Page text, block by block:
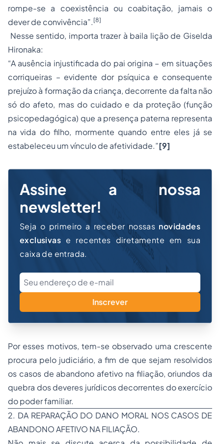
rompe-se a coexistência ou coabitação, jamais o
dever de convivência”. [8]
Nesse sentido, importa trazer à baila lição de Giselda
Hironaka:
“A ausência injustificada do pai origina – em situações
corriqueiras – evidente dor psíquica e consequente
prejuízo à formação da criança, decorrente da falta não
só do afeto, mas do cuidado e da proteção (função
psicopedagógica) que a presença paterna representa
na vida do filho, mormente quando entre eles já se
estabeleceu um vínculo de afetividade.”[9]
Assine a nossa
newsletter!
Seja o primeiro a receber nossas novidades
exclusivas e recentes diretamente em sua
caixa de entrada.
Inscrever
Por esses motivos, tem-se observado uma crescente
procura pelo judiciário, a fim de que sejam resolvidos
os casos de abandono afetivo na filiação, oriundos da
quebra dos deveres jurídicos decorrentes do exercício
do poder familiar.
2. DA REPARAÇÃO DO DANO MORAL NOS CASOS DE
ABANDONO AFETIVO NA FILIAÇÃO.